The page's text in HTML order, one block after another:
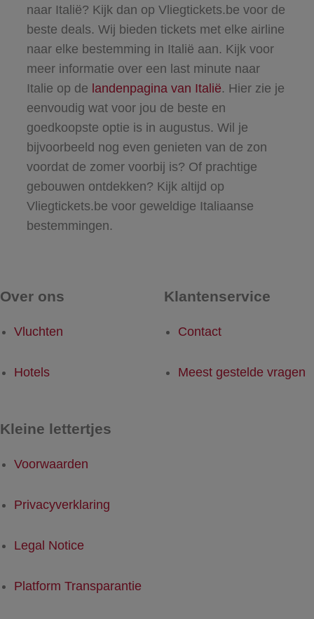
naar Italië? Kijk dan op Vliegtickets.be voor de
beste deals. Wij bieden tickets met elke airline
naar elke bestemming in Italië aan. Kijk voor
meer informatie over een last minute naar
Italie op de landenpagina van Italië. Hier zie je
eenvoudig wat voor jou de beste en
goedkoopste optie is in augustus. Wil je
bijvoorbeeld nog even genieten van de zon
voordat de zomer voorbij is? Of prachtige
gebouwen ontdekken? Kijk altijd op
Vliegtickets.be voor geweldige Italiaanse
bestemmingen.
Over ons
Vluchten
Hotels
Klantenservice
Contact
Meest gestelde vragen
Kleine lettertjes
Voorwaarden
Privacyverklaring
Legal Notice
Platform Transparantie